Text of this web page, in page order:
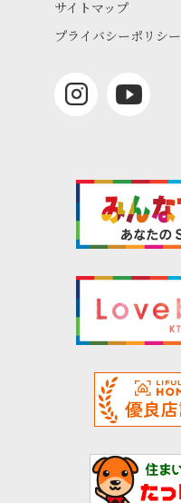
サイトマップ
プライバシーポリシー